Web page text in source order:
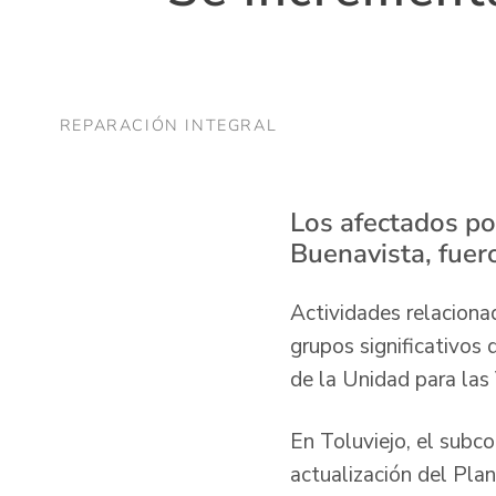
REPARACIÓN INTEGRAL
Los afectados
Buenavista,
Actividades
grupos significativos
de la Unidad para
En Toluviejo, el
actualización del